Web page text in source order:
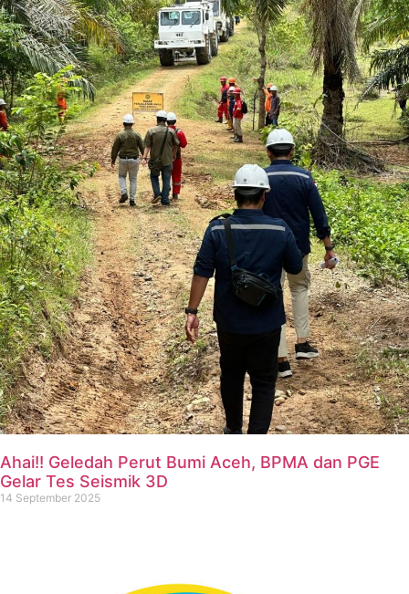
Ahai!! Geledah Perut Bumi Aceh, BPMA dan PGE
Gelar Tes Seismik 3D
14 September 2025